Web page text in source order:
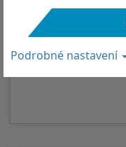
Podrobné nastavení